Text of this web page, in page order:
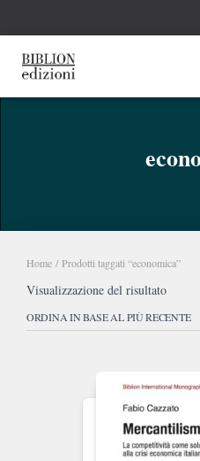
Home / Prodotti taggati “economica”
Visualizzazione del risultato